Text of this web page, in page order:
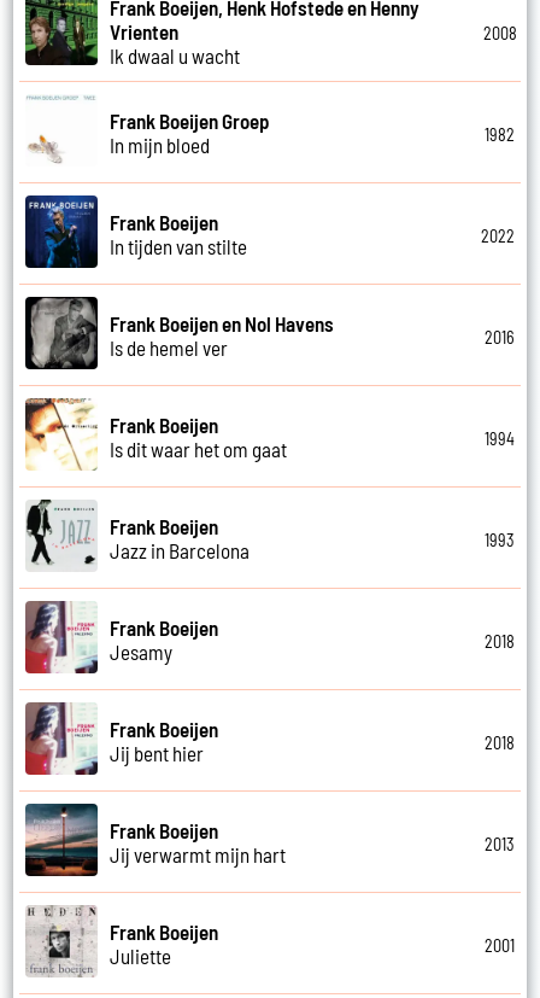
Frank Boeijen, Henk Hofstede en Henny
Vrienten
Ik dwaal u wacht
2008
Frank Boeijen Groep
In mijn bloed
1982
Frank Boeijen
In tijden van stilte
2022
Frank Boeijen en Nol Havens
Is de hemel ver
2016
Frank Boeijen
Is dit waar het om gaat
1994
Frank Boeijen
Jazz in Barcelona
1993
Frank Boeijen
Jesamy
2018
Frank Boeijen
Jij bent hier
2018
Frank Boeijen
Jij verwarmt mijn hart
2013
Frank Boeijen
Juliette
2001